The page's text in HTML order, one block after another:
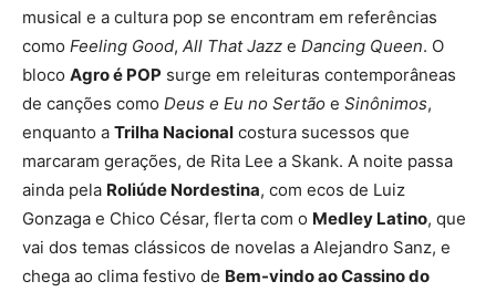
musical e a cultura pop se encontram em referências
como Feeling Good, All That Jazz e Dancing Queen. O
bloco Agro é POP surge em releituras contemporâneas
de canções como Deus e Eu no Sertão e Sinônimos,
enquanto a Trilha Nacional costura sucessos que
marcaram gerações, de Rita Lee a Skank. A noite passa
ainda pela Roliúde Nordestina, com ecos de Luiz
Gonzaga e Chico César, flerta com o Medley Latino, que
vai dos temas clássicos de novelas a Alejandro Sanz, e
chega ao clima festivo de Bem-vindo ao Cassino do